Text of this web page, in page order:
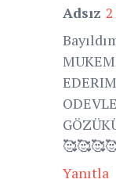
Adsız
Yanıtla